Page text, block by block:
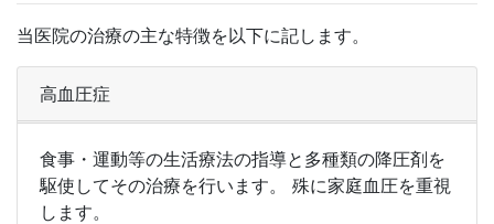
当医院の治療の主な特徴を以下に記します。
高血圧症
食事・運動等の生活療法の指導と多種類の降圧剤を
駆使してその治療を行います。 殊に家庭血圧を重視
します。